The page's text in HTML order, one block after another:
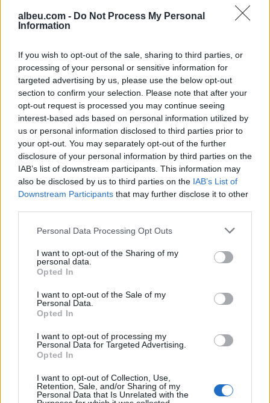
albeu.com - Do Not Process My Personal
Information
If you wish to opt-out of the sale, sharing to third parties, or
processing of your personal or sensitive information for
targeted advertising by us, please use the below opt-out
section to confirm your selection. Please note that after your
opt-out request is processed you may continue seeing
interest-based ads based on personal information utilized by
us or personal information disclosed to third parties prior to
your opt-out. You may separately opt-out of the further
disclosure of your personal information by third parties on the
IAB’s list of downstream participants. This information may
also be disclosed by us to third parties on the IAB’s List of
Downstream Participants that may further disclose it to other
Personal Data Processing Opt Outs
I want to opt-out of the Sharing of my
personal data.
Opted In
I want to opt-out of the Sale of my
Personal Data.
Opted In
I want to opt-out of processing my
Personal Data for Targeted Advertising.
Opted In
I want to opt-out of Collection, Use,
Retention, Sale, and/or Sharing of my
Personal Data that Is Unrelated with the
në atë gjendje, kam thënë ‘mos çfarë paska
bërë”, thotë ajo.
tashmë kanë është ajo drejtuar autoriteteve
ligjzbatuese. Lutje që lidhet me arrestimin sa
më të shpejtë të Eraldo Fizit, si personi
përgjegjës për shkaktimin e vdekjes së njeriut
të tyre të afërt. Dhe vendosjen e tij përpara
drejtësisë. Si i vetmi ngushëllim që mund të
qetësojë sadopak shpirtrat e tyre. Por edhe të
vetë Xhuanës, që meriton drejtësi.
“Dhimbje shumë e madhe sa gjithmonë e më
shumë mendoj se kjo plagë nuk do shërohet
kurrë.
institucionet, që Eraldo Fizi të marrë dënimin e
merituar…
Uroj me gjithë zemër që drejtësia të
fumksionojë për të gjithë femrat, për nënat, për
vështirësi. Shpresoj të mos shkojnë deri në
aktin e fundit, por t’i drejtohen drejtësisë dhe
asnjë lloj dhune”, shprehet Marjana.